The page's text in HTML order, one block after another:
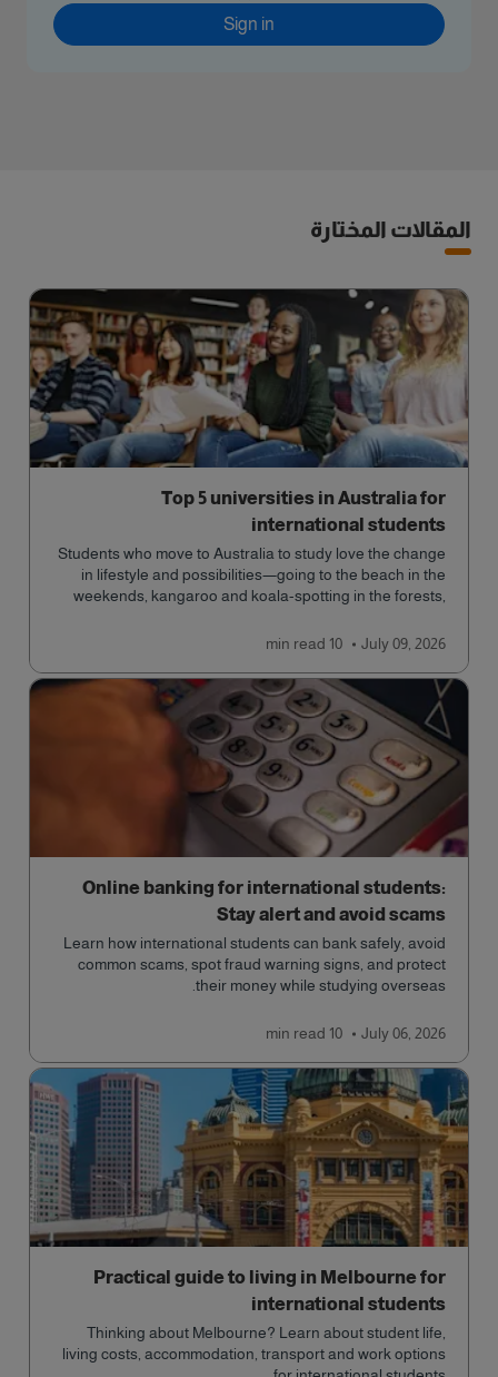
Sign in
المقالات المختارة
Top 5 universities in Australia for
international students
Students who move to Australia to study love the change
in lifestyle and possibilities—going to the beach in the
weekends, kangaroo and koala-spotting in the forests,
traffic and a high standard of living.
July 09, 2026
10 min
read
Online banking for international students:
Stay alert and avoid scams
Learn how international students can bank safely, avoid
common scams, spot fraud warning signs, and protect
their money while studying overseas.
July 06, 2026
10 min
read
Practical guide to living in Melbourne for
international students
Thinking about Melbourne? Learn about student life,
living costs, accommodation, transport and work options